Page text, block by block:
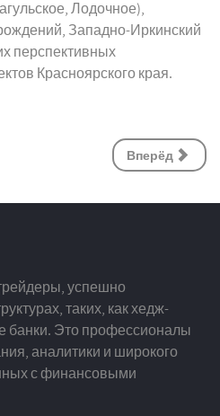
Лодочное),
Западно-Иркинский
перспективных
Красноярского края.
Вперёд
успешно
таких, как хедж-
банки. Это профессионалы
аналитики и широкого
с финансовыми